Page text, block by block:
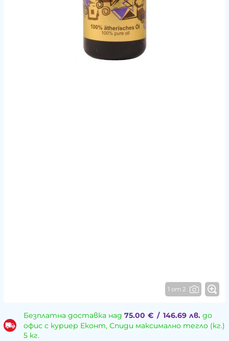
1 от 2
Безплатна доставка над 75.00 € / 146.69 лв.до
офис с куриер Еконт, Спиди максимално тегло (кг.)
5 кг.